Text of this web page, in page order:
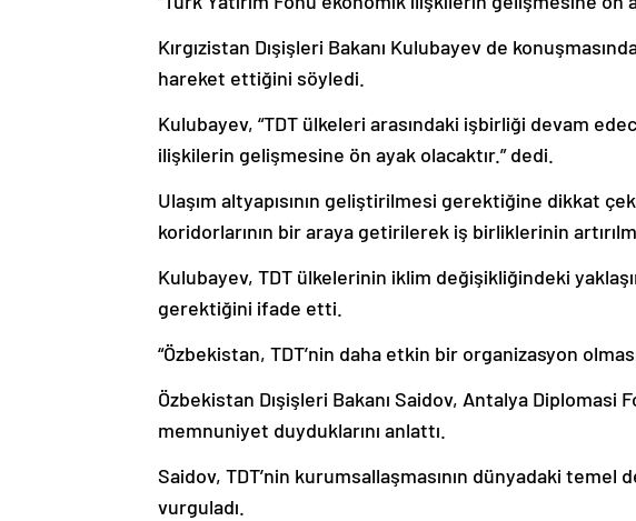
Kırgızistan Dışişleri Bakanı Kulubayev de
hareket ettiğini söyledi.
Kulubayev, “TDT ülkeleri arasındaki işbirliği devam
ilişkilerin gelişmesine ön ayak olacaktır.” dedi.
Ulaşım altyapısının geliştirilmesi gerektiğine dikkat
koridorlarının bir araya getirilerek iş birliklerinin
Kulubayev, TDT ülkelerinin iklim değişikliğindeki
gerektiğini ifade etti.
“Özbekistan, TDT’nin daha etkin bir organizasyon
Özbekistan Dışişleri Bakanı Saidov, Antalya Diplomasi
memnuniyet duyduklarını anlattı.
Saidov, TDT’nin kurumsallaşmasının dünyadaki temel
vurguladı.